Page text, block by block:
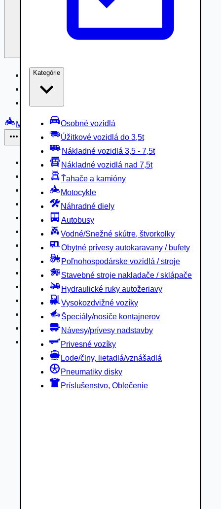
Kategórie
Osobné vozidlá
Úžitkové vozidlá do 3,5t
Nákladné vozidlá 3,5 - 7,5t
Nákladné vozidlá nad 7,5t
Ťahače a kamióny
Motocykle
Náhradné diely
Autobusy
Vodné/Snežné skútre, štvorkolky
Obytné prívesy autokaravany / bufety
Poľnohospodárske vozidlá / stroje
Stavebné stroje nakladače / sklápače
Hydraulické ruky autožeriavy
Vysokozdvižné vozíky
Špeciály/nosiče kontajnerov
Návesy/prívesy nadstavby
Privesné vozíky
Lode/člny, lietadlá/vznášadlá
Pneumatiky disky
Príslušenstvo, Oblečenie
Nákladné vozidlá 3,5 - 7,5t
Nákladné vozidlá nad 7,5t
Motocykle
Náhradné diely
Autobusy
Vodné/Snežné skútre, štvorkolky
Obytné prívesy autokaravany / bufety
Poľnohospodárske vozidlá / stroje
Stavebné stroje nakladače / sklápače
Hydraulické ruky autožeriavy
Vysokozdvižné vozíky
Špeciály/nosiče kontajnerov
Návesy/prívesy nadstavby
Privesné vozíky
Lode/člny, lietadlá/vznášadlá
Pneumatiky disky
Príslušenstvo, Oblečenie